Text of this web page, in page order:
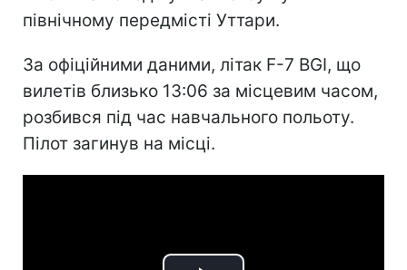
північному передмісті Уттари.
За офіційними даними, літак F-7 BGI, що
вилетів близько 13:06 за місцевим часом,
розбився під час навчального польоту.
Пілот загинув на місці.